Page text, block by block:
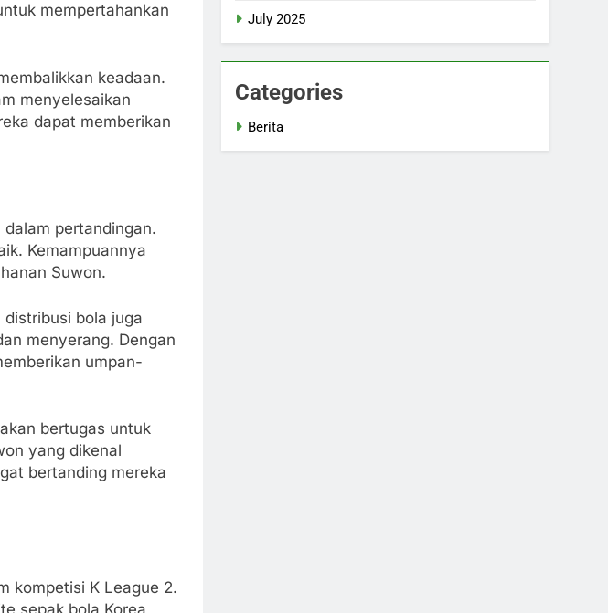
mempertahankan
keadaan.
menyelesaikan
dapat memberikan
pertandingan.
Kemampuannya
Suwon.
bola juga
menyerang. Dengan
umpan-
bertugas untuk
yang dikenal
bertanding mereka
kompetisi K League 2.
sepak bola Korea
July 2025
Categories
Berita